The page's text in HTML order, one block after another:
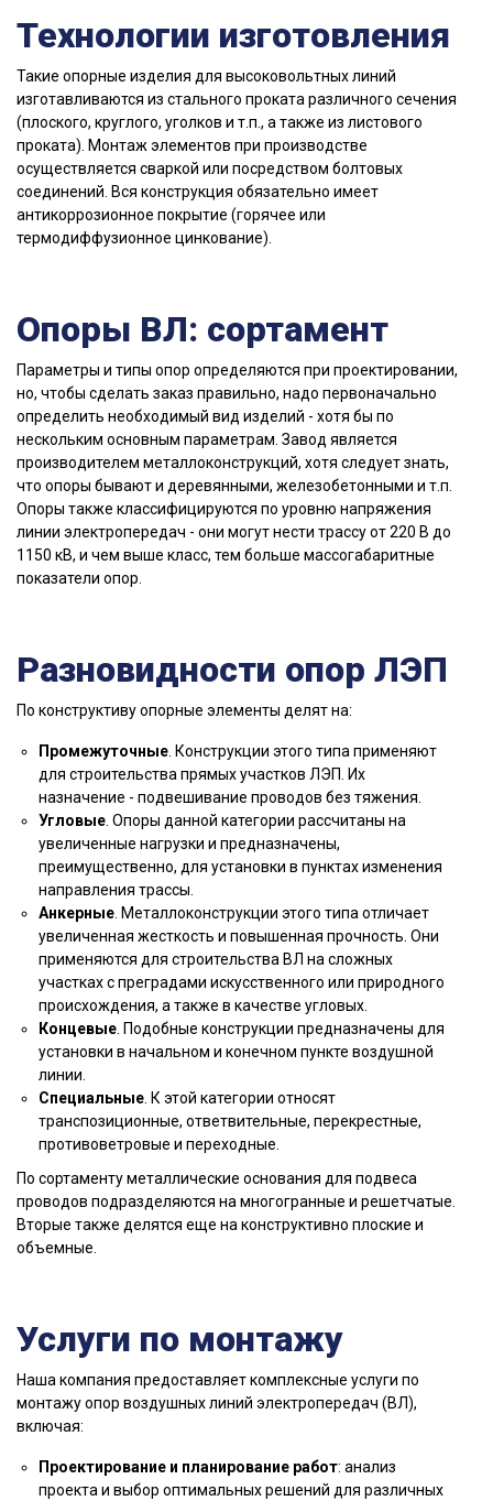
Технологии изготовления
Такие опорные изделия для высоковольтных линий
изготавливаются из стального проката различного сечения
(плоского, круглого, уголков и т.п., а также из листового
проката). Монтаж элементов при производстве
осуществляется сваркой или посредством болтовых
соединений. Вся конструкция обязательно имеет
антикоррозионное покрытие (горячее или
термодиффузионное цинкование).
Опоры ВЛ: сортамент
Параметры и типы опор определяются при проектировании,
но, чтобы сделать заказ правильно, надо первоначально
определить необходимый вид изделий - хотя бы по
нескольким основным параметрам. Завод является
производителем металлоконструкций, хотя следует знать,
что опоры бывают и деревянными, железобетонными и т.п.
Опоры также классифицируются по уровню напряжения
линии электропередач - они могут нести трассу от 220 В до
1150 кВ, и чем выше класс, тем больше массогабаритные
показатели опор.
Разновидности опор ЛЭП
По конструктиву опорные элементы делят на:
Промежуточные . Конструкции этого типа применяют
для строительства прямых участков ЛЭП. Их
назначение - подвешивание проводов без тяжения.
Угловые . Опоры данной категории рассчитаны на
увеличенные нагрузки и предназначены,
преимущественно, для установки в пунктах изменения
направления трассы.
Анкерные . Металлоконструкции этого типа отличает
увеличенная жесткость и повышенная прочность. Они
применяются для строительства BЛ на сложных
участках с преградами искусственного или природного
происхождения, а также в качестве угловых.
Концевые . Подобные конструкции предназначены для
установки в начальном и конечном пункте воздушной
линии.
Специальные . К этой категории относят
транспозиционные, ответвительные, перекрестные,
противоветровые и переходные.
По сортаменту металлические основания для подвеса
проводов подразделяются на многогранные и решетчатые.
Вторые также делятся еще на конструктивно плоские и
объемные.
Услуги по монтажу
Наша компания предоставляет комплексные услуги по
монтажу опор воздушных линий электропередач (ВЛ),
включая:
Проектирование и планирование работ: анализ
проекта и выбор оптимальных решений для различных